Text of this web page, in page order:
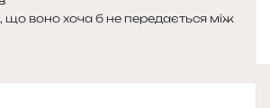
що воно хоча б не передається між